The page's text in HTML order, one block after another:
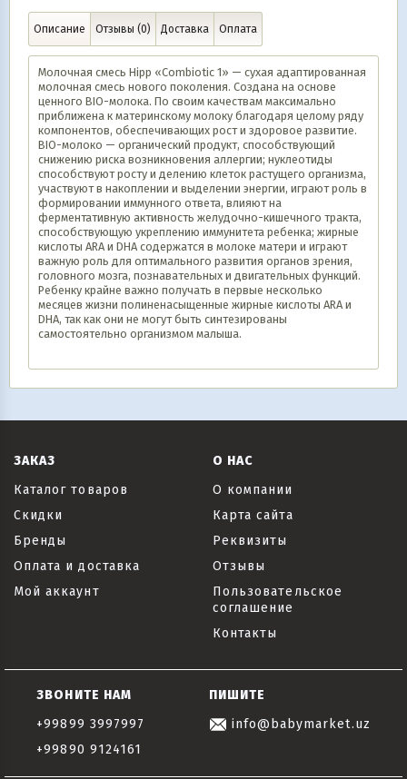
Описание Отзывы (0) Доставка Оплата
Молочная смесь Hipp «Combiotic 1» — сухая адаптированная
молочная смесь нового поколения. Создана на основе
ценного BIO-молока. По своим качествам максимально
приближена к материнскому молоку благодаря целому ряду
компонентов, обеспечивающих рост и здоровое развитие.
BIO-молоко — органический продукт, способствующий
снижению риска возникновения аллергии; нуклеотиды
способствуют росту и делению клеток растущего организма,
участвуют в накоплении и выделении энергии, играют роль в
формировании иммунного ответа, влияют на
ферментативную активность желудочно-кишечного тракта,
способствующую укреплению иммунитета ребенка; жирные
кислоты ARA и DHA содержатся в молоке матери и играют
важную роль для оптимального развития органов зрения,
головного мозга, познавательных и двигательных функций.
Ребенку крайне важно получать в первые несколько
месяцев жизни полиненасыщенные жирные кислоты ARA и
DHA, так как они не могут быть синтезированы
самостоятельно организмом малыша.
ЗАКАЗ
Каталог товаров
Скидки
Бренды
Оплата и доставка
Мой аккаунт
О НАС
О компании
Карта сайта
Реквизиты
Отзывы
Пользовательское
соглашение
Контакты
ЗВОНИТЕ НАМ
+99899 3997997
+99890 9124161
ПИШИТЕ
info@babymarket.uz